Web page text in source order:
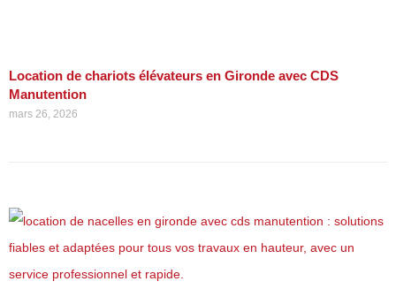
Location de chariots élévateurs en Gironde avec CDS
Manutention
mars 26, 2026